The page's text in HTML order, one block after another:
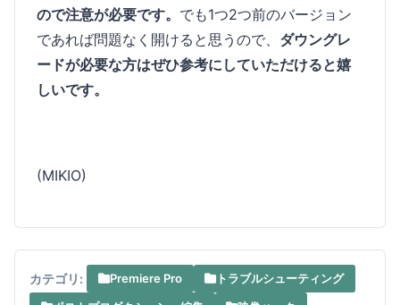
ので注意が必要です。 でも1つ2つ前のバージョン
であれば問題なく開けると思うので、 ダウングレ
ードが必要な方はぜひ参考にしていただけると嬉
しいです。
(MIKIO)
カテゴリ: Premiere Pro
トラブルシューティング